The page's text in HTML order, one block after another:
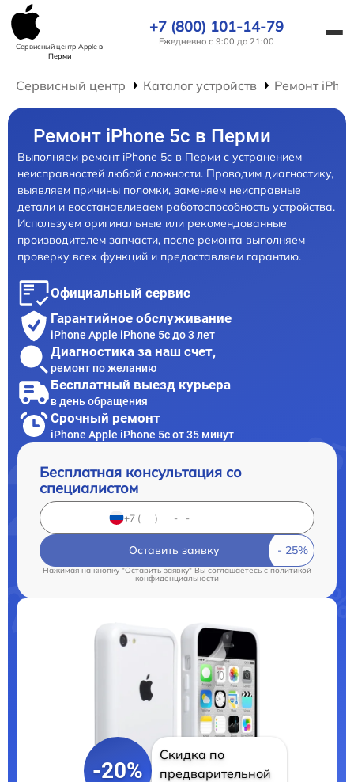
Сервисный центр Appleв
Перми
+7 (800) 101-14-79
Ежедневно с 9:00 до 21:00
Сервисный центр Каталог устройств Ремонт
Ремонт iPhone 5c в Перми
Выполняем ремонт iPhone 5c в Перми с устранением
неисправностей любой сложности. Проводим диагностику,
выявляем причины поломки, заменяем неисправные
детали и восстанавливаем работоспособность устройства.
Используем оригинальные или рекомендованные
производителем запчасти, после ремонта выполняем
проверку всех функций и предоставляем гарантию.
Официальный сервис
Гарантийное обслуживание
iPhone Apple iPhone 5c до 3 лет
Диагностика за наш счет,
ремонт по желанию
Бесплатный выезд курьера
в день обращения
Срочный ремонт
iPhone Apple iPhone 5c от 35 минут
Бесплатная консультация со
специалистом
Оставить заявку
Нажимая на кнопку "Оставить заявку" Вы соглашаетесь cполитикой
конфиденциальности
-20%
Скидка по
предварительной